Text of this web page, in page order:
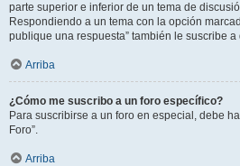
parte superior e inferior de un tema de
Respondiendo a un tema con la opción
publique una respuesta” también le suscribe a
Arriba
¿Cómo me suscribo a un foro específico?
Para suscribirse a un foro en especial, debe
Foro”.
Arriba